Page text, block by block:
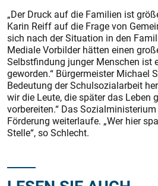
„Der Druck auf die Familien ist
Karin Reiff auf die Frage von
sich nach der Situation in den
Mediale Vorbilder hätten einen
Selbstfindung junger Menschen ist
geworden.“ Bürgermeister Michael
Bedeutung der Schulsozialarbeit
wir die Leute, die später das Leben
vorbereiten.“ Das
Förderung weiterlaufe. „Wer hier
Stelle“, so Schlecht.